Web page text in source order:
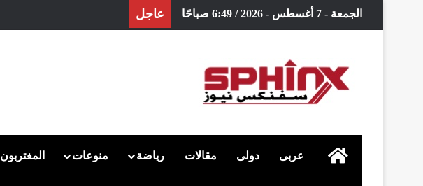
الجمعة - 7 أغسطس - 2026 / 6:49 صباحًا عاجل
الرئيسية
عربى دولى مقالات رياضة منوعات المغتربون